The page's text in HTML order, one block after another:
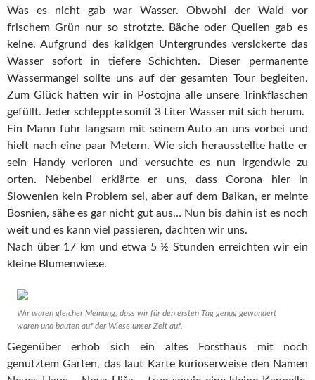
Was es nicht gab war Wasser. Obwohl der Wald vor
frischem Grün nur so strotzte. Bäche oder Quellen gab es
keine. Aufgrund des kalkigen Untergrundes versickerte das
Wasser sofort in tiefere Schichten. Dieser permanente
Wassermangel sollte uns auf der gesamten Tour begleiten.
Zum Glück hatten wir in Postojna alle unsere Trinkflaschen
gefüllt. Jeder schleppte somit 3 Liter Wasser mit sich herum.
Ein Mann fuhr langsam mit seinem Auto an uns vorbei und
hielt nach eine paar Metern. Wie sich herausstellte hatte er
sein Handy verloren und versuchte es nun irgendwie zu
orten. Nebenbei erklärte er uns, dass Corona hier in
Slowenien kein Problem sei, aber auf dem Balkan, er meinte
Bosnien, sähe es gar nicht gut aus… Nun bis dahin ist es noch
weit und es kann viel passieren, dachten wir uns.
Nach über 17 km und etwa 5 ½ Stunden erreichten wir ein
kleine Blumenwiese.
Wir waren gleicher Meinung, dass wir für den ersten Tag genug gewandert
waren und bauten auf der Wiese unser Zelt auf.
Gegenüber erhob sich ein altes Forsthaus mit noch
genutztem Garten, das laut Karte kurioserweise den Namen